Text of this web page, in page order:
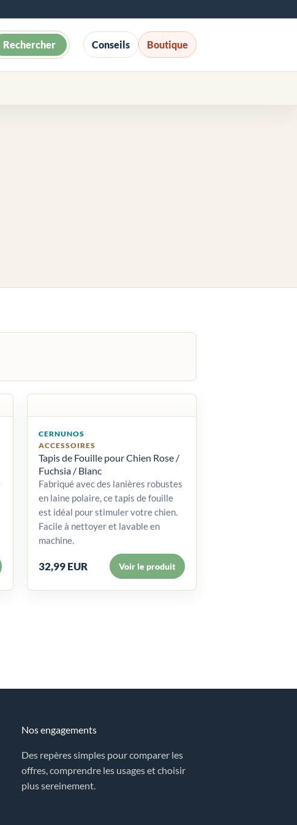
Rechercher Conseils Boutique
CERNUNOS
ACCESSOIRES
Tapis de Fouille pour Chien Rose /
Fuchsia / Blanc
Fabriqué avec des lanières robustes
en laine polaire, ce tapis de fouille
est idéal pour stimuler votre chien.
Facile à nettoyer et lavable en
machine.
32,99 EUR Voir le produit
Nos engagements
Des repères simples pour comparer les
offres, comprendre les usages et choisir
plus sereinement.